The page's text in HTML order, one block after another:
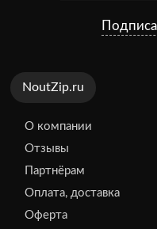
NoutZip.ru
О компании
Отзывы
Партнёрам
Оплата, доставка
Оферта